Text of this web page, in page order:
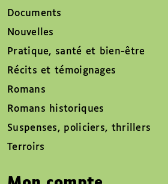
Documents
Nouvelles
Pratique, santé et bien-être
Récits et témoignages
Romans
Romans historiques
Suspenses, policiers, thrillers
Terroirs